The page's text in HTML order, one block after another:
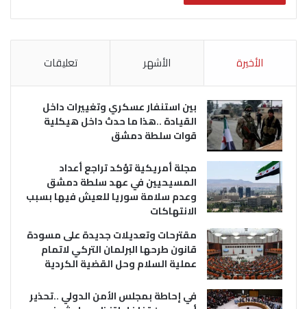
الأخيرة الأشهر تعليقات
بين استنفار عسكري وتغييرات داخل
القيادة ..هذا ما حدث داخل هيكلية
قوات سلطة دمشق
مجلة أمريكية تؤكد تراجع أعداد
المسيحيين في عهد سلطة دمشق
وعدم سلامة سوريا للعيش فيها بسبب
الانتهاكات
مقترحات وتعديلات جديدة على مسودة
قانون طرحها البرلمان التركي لاتمام
عملية السلام وحل القضية الكردية
في إحاطة بمجلس الأمن الدولي ..تحذير